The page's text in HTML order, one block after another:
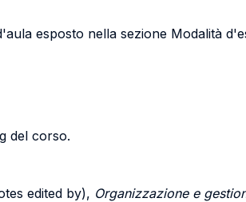
esposto nella sezione Modalità
del corso.
edited by), Organizzazione e